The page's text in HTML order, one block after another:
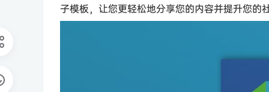
子模板，让您更轻松地分享您的内容并提升您的